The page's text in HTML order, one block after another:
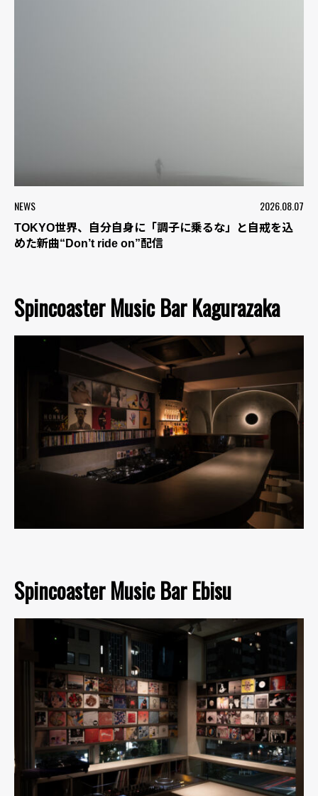
NEWS 2026.08.07
TOKYO世界、自分自身に「調子に乗るな」と自戒を込
めた新曲“Don’t ride on”配信
Spincoaster Music Bar Kagurazaka
Spincoaster Music Bar Ebisu